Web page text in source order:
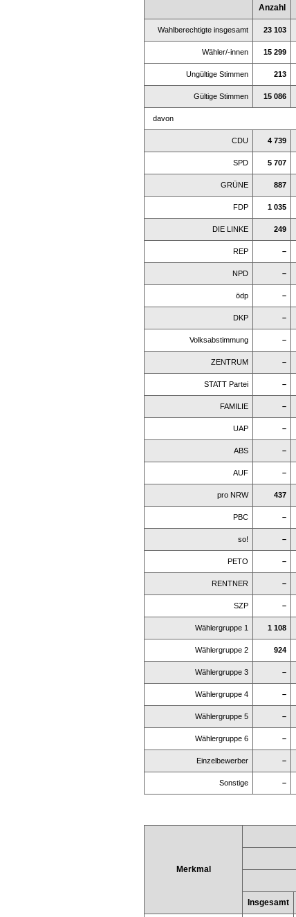
Anzahl
Wahlberechtigte insgesamt 23 103
Wähler/-innen 15 299
Ungültige Stimmen 213
Gültige Stimmen 15 086
davon
CDU 4 739
SPD 5 707
GRÜNE 887
FDP 1 035
DIE LINKE 249
REP –
NPD –
ödp –
DKP –
Volksabstimmung –
ZENTRUM –
STATT Partei –
FAMILIE –
UAP –
ABS –
AUF –
pro NRW 437
PBC –
so! –
PETO –
RENTNER –
SZP –
Wählergruppe 1 1 108
Wählergruppe 2 924
Wählergruppe 3 –
Wählergruppe 4 –
Wählergruppe 5 –
Wählergruppe 6 –
Einzelbewerber –
Sonstige –
Merkmal
Insgesamt